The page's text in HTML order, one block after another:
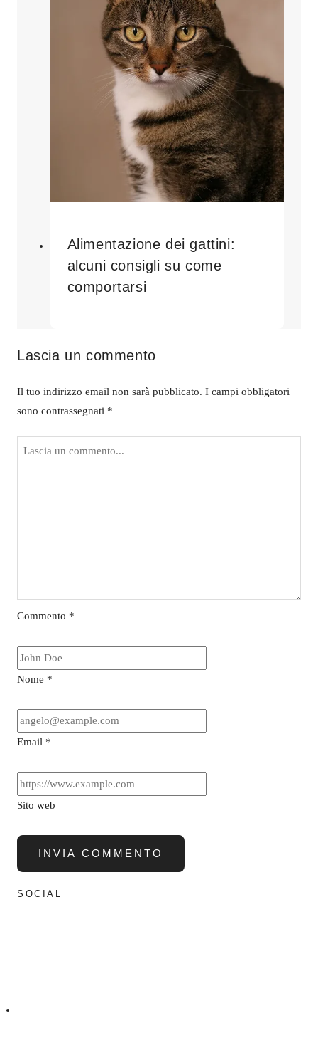
Alimentazione dei gattini:
alcuni consigli su come
comportarsi
Lascia un commento
Il tuo indirizzo email non sarà pubblicato. I campi obbligatori
sono contrassegnati *
Commento *
Nome *
Email *
Sito web
SOCIAL